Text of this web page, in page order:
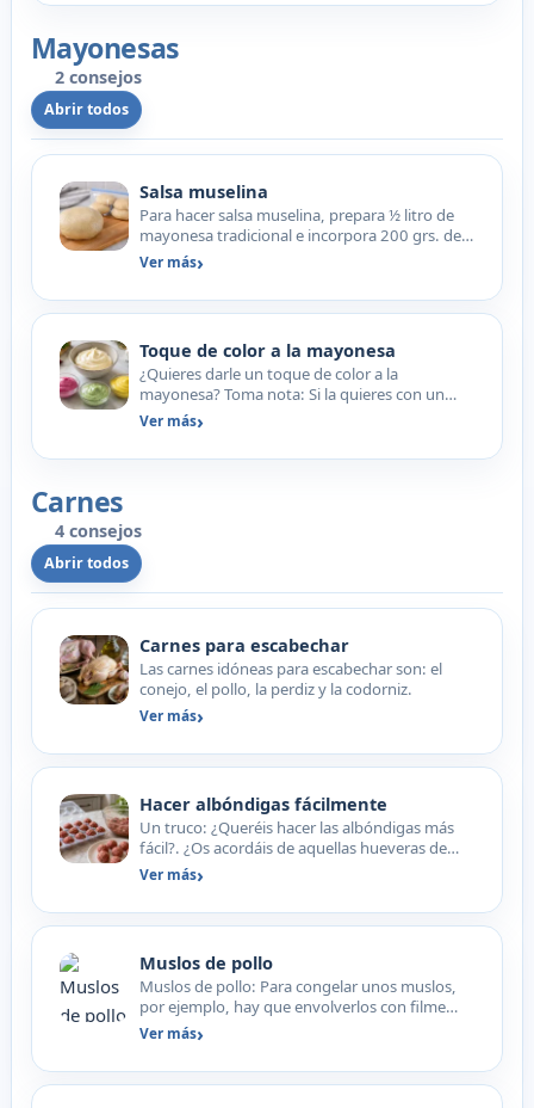
Mayonesas
2 consejos
Abrir todos
Salsa muselina
Para hacer salsa muselina, prepara ½ litro de
mayonesa tradicional e incorpora 200 grs. de
nata o un yogu…
Ver más
Toque de color a la mayonesa
¿Quieres darle un toque de color a la
mayonesa? Toma nota: Si la quieres con un
tono rosado tirando a mor…
Ver más
Carnes
4 consejos
Abrir todos
Carnes para escabechar
Las carnes idóneas para escabechar son: el
conejo, el pollo, la perdiz y la codorniz.
Ver más
Hacer albóndigas fácilmente
Un truco: ¿Queréis hacer las albóndigas más
fácil?. ¿Os acordáis de aquellas hueveras de
plástico con cap…
Ver más
Muslos de pollo
Muslos de pollo: Para congelar unos muslos,
por ejemplo, hay que envolverlos con filme
transparente uno a…
Ver más